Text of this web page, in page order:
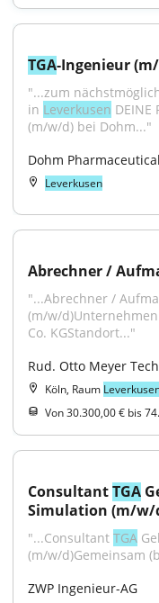
TGA-Ingenieur
"...zum
in Leverkusen DEINE
(m/w/d) bei Dohm..."
Dohm
Leverkusen
Abrechner /
"...Abrechner /
(m/w/
Co. KGStandort..."
Rud. Otto Meyer
Köln, Raum
Von 30.300,00 € bis
Consultant TGA
Simulation (m/w/
"...Consultant TGA
(m/w/d)Gemeinsam
ZWP Ingenieur-AG